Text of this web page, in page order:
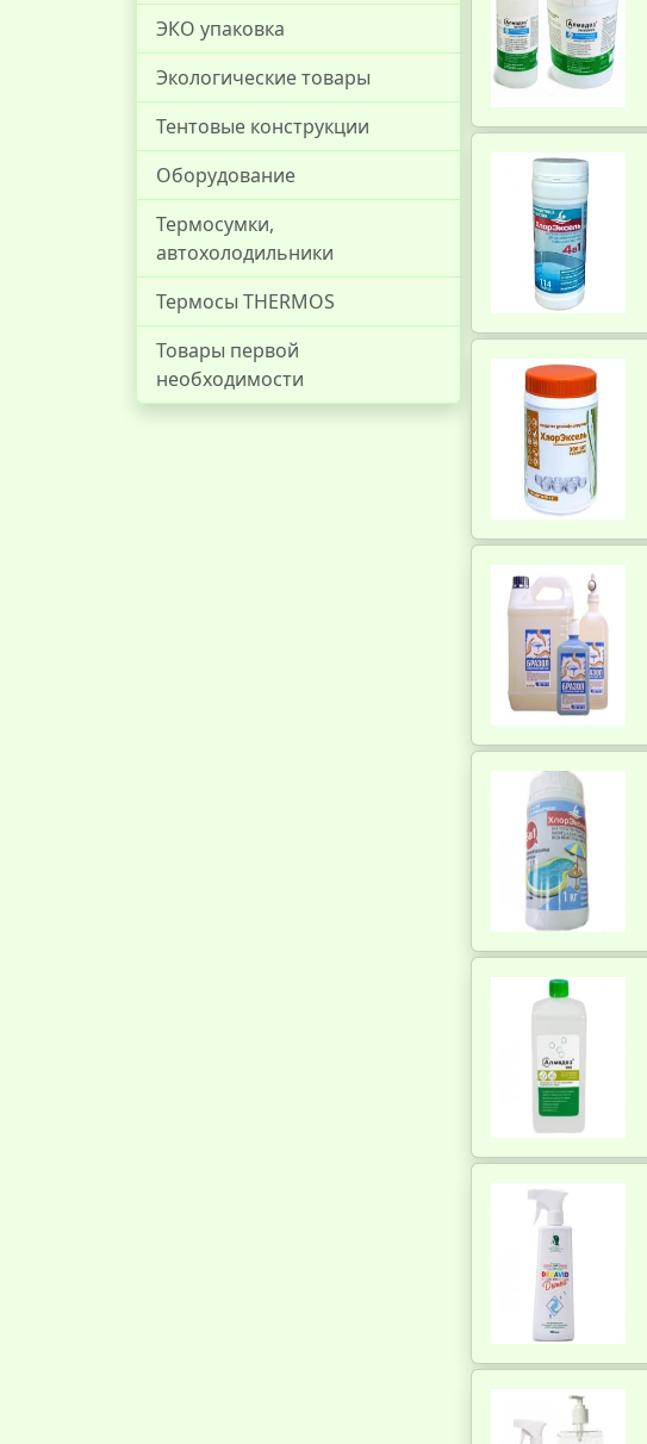
ЭКО упаковка
Экологические товары
Тентовые конструкции
Оборудование
Термосумки,
автохолодильники
Термосы THERMOS
Товары первой
необходимости